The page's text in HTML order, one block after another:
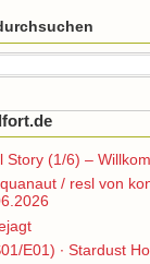
Story (1/6) –
/ resl von
E01) ∙ Stardust